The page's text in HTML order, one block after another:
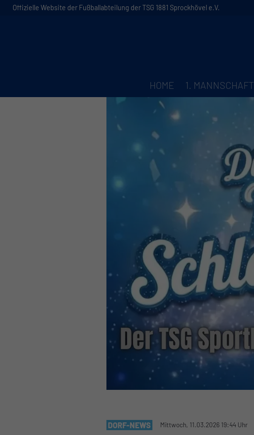
Offizielle Website der Fußballabteilung der TSG 1881 Sprockhövel e.V.
HOME 1. MANNSCHAFT
DORF-NEWS Mittwoch, 11.03.2026 19:44 Uhr